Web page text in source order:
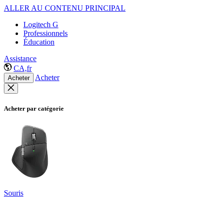
ALLER AU CONTENU PRINCIPAL
Logitech G
Professionnels
Éducation
Assistance
CA,fr
Acheter Acheter
Acheter par catégorie
Souris